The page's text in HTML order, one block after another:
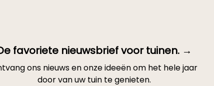
favoriete nieuwsbrief voor tuinen. →
ons nieuws en onze ideeën om het hele jaar
door van uw tuin te genieten.